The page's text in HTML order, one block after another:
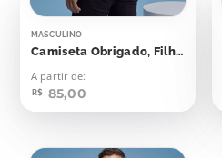
MASCULINO
Camiseta Obrigado, Filho,
A partir de:
R$ 85,00